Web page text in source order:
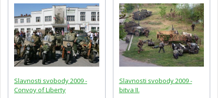
Slavnosti svobody 2009 -
Convoy of Liberty
Slavnosti svobody 2009 -
bitva II.